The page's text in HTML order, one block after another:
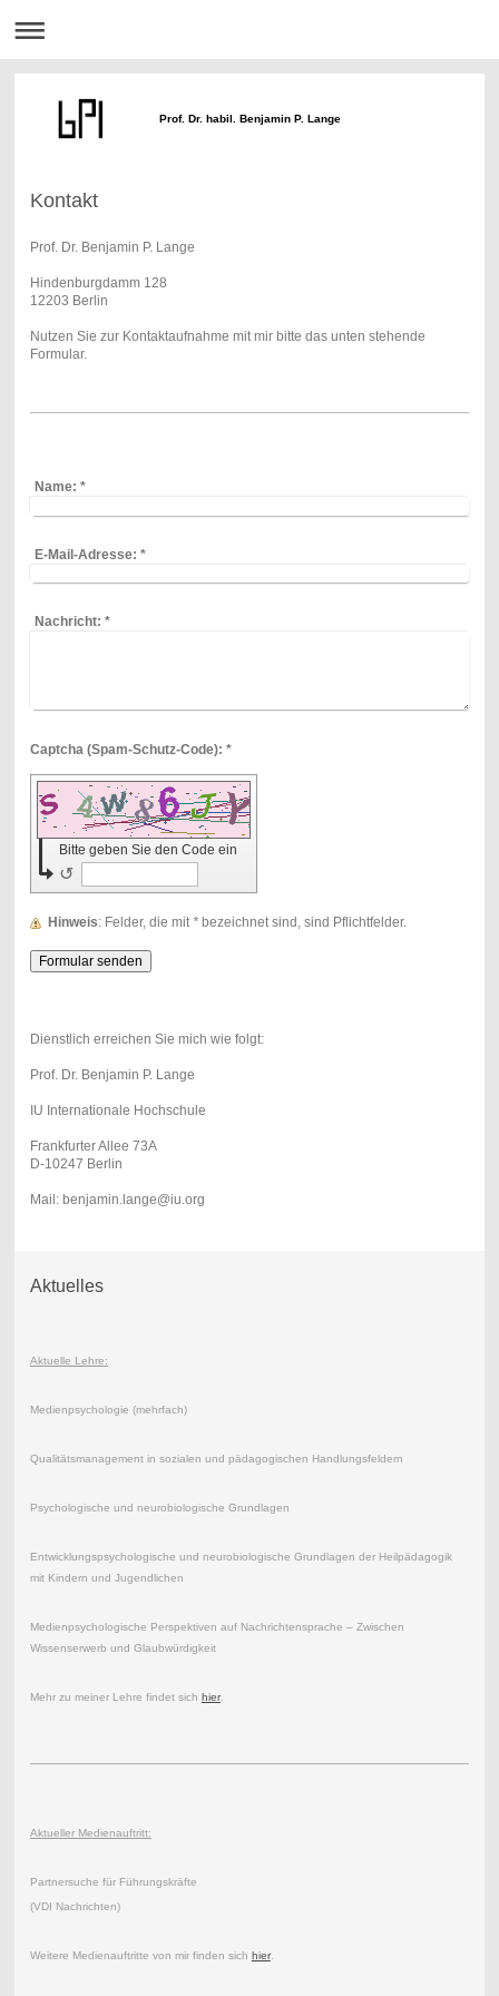
Prof. Dr. habil. Benjamin P. Lange
Kontakt
Prof. Dr. Benjamin P. Lange
Hindenburgdamm 128
12203 Berlin
Nutzen Sie zur Kontaktaufnahme mit mir bitte das unten stehende
Formular.
Name: *
E-Mail-Adresse: *
Nachricht: *
Captcha (Spam-Schutz-Code): *
Bitte geben Sie den Code ein
↺
Hinweis : Felder, die mit *bezeichnet sind, sind Pflichtfelder.
Dienstlich erreichen Sie mich wie folgt:
Prof. Dr. Benjamin P. Lange
IU Internationale Hochschule
Frankfurter Allee 73A
D-10247 Berlin
Mail: benjamin.lange@iu.org
Aktuelles
Aktuelle Lehre:
Medienpsychologie (mehrfach)
Qualitätsmanagement in sozialen und pädagogischen Handlungsfeldern
Psychologische und neurobiologische Grundlagen
Entwicklungspsychologische und neurobiologische Grundlagen der Heilpädagogik
mit Kindern und Jugendlichen
Medienpsychologische Perspektiven auf Nachrichtensprache – Zwischen
Wissenserwerb und Glaubwürdigkeit
Mehr zu meiner Lehre findet sich hier.
Aktueller Medienauftritt:
Partnersuche für Führungskräfte
(VDI Nachrichten)
Weitere Medienauftritte von mir finden sich hier.